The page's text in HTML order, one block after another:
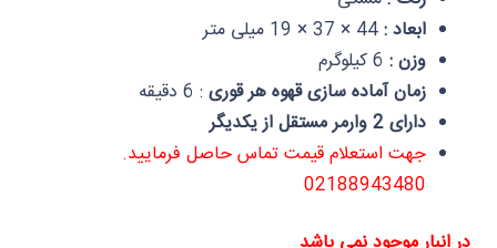
ابعاد :
وزن :
زمان آماده سازی قهوه هر قوری : 6 دقیقه
دارای 2 وارمر مستقل از یکدیگر
جهت استعلام قیمت تماس حاصل فرمایید.
02188943480